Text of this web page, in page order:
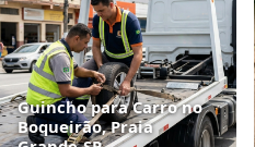
Guincho para Carro no
Boqueirão, Praia